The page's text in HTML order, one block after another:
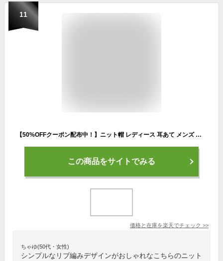
11
【50%OFFクーポン配布中！】ニット帽 レディース 耳あて メンズ キッズ ビーニーワッチ 大きいサイズ 男女兼用 防寒 ぼうし スノボ キャップ 秋冬 ふわふわ カジュアル リブ編み 暖かい 可愛い 冬アイテム 防寒対策 小顔効果 大人 学生 家族 通勤 通学
この商品をサイトでみる
価格と在庫を楽天でチェック >>
ちゃゆ(50代・女性)
シンプルなリブ編みデザインがおしゃれなこちらのニット